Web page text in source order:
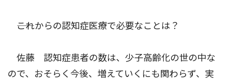
――これからの認知症医療で必要なことは？
佐藤 認知症患者の数は、少子高齢化の世の中な
ので、おそらく今後、増えていくにも関わらず、実